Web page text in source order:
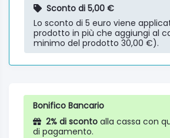
Sconto di 5,00 €
Lo sconto di 5 euro viene
prodotto in più che aggiungi al
minimo del prodotto 30,00 €).
Bonifico Bancario
2% di sconto alla cassa con
di pagamento.